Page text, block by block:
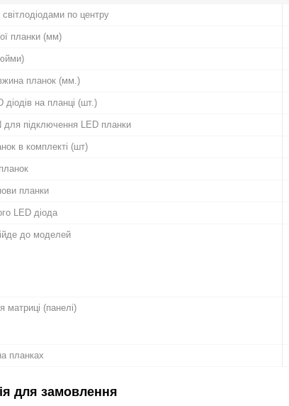
світлодіодами по центру
планки (мм)
планок (мм.)
діодів на планці (шт.)
для підключення LED планки
в комплекті (шт)
планки
LED діода
до моделей
матриці (панелі)
планках
для замовлення